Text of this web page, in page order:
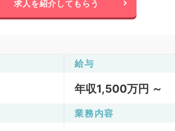
求人を紹介してもらう
給与
年収1,500万円 ～
業務内容